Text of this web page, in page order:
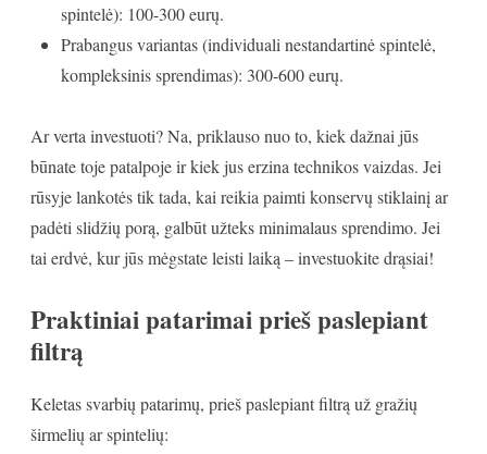
spintelė): 100-300 eurų.
Prabangus variantas (individuali nestandartinė spintelė,
kompleksinis sprendimas): 300-600 eurų.
Ar verta investuoti? Na, priklauso nuo to, kiek dažnai jūs
būnate toje patalpoje ir kiek jus erzina technikos vaizdas. Jei
rūsyje lankotės tik tada, kai reikia paimti konservų stiklainį ar
padėti slidžių porą, galbūt užteks minimalaus sprendimo. Jei
tai erdvė, kur jūs mėgstate leisti laiką – investuokite drąsiai!
Praktiniai patarimai prieš paslepiant
filtrą
Keletas svarbių patarimų, prieš paslepiant filtrą už gražių
širmelių ar spintelių: